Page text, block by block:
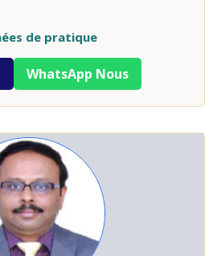
de pratique
WhatsApp Nous